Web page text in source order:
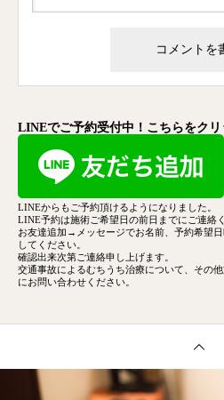
LINEでご予約受付中！こちらをクリ
LINEからもご予約頂けるようになりました。
LINE予約は施術ご希望日の前日までにご連絡
お友達追加→メッセージでお名前、予約希望日
してください。
確認出来次第ご連絡申し上げます。
交通事故によるむちうち治療について、その
にお問い合わせください。